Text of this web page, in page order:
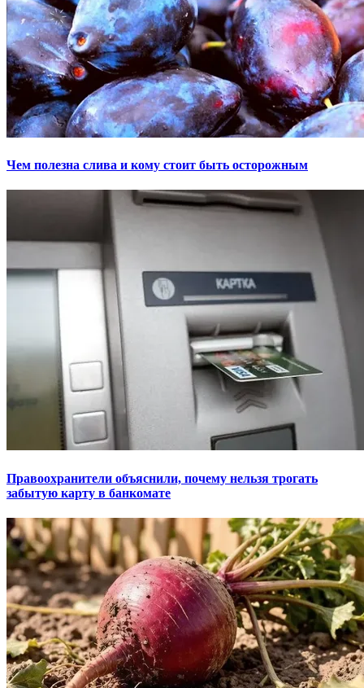
Чем полезна слива и кому стоит быть осторожным
Правоохранители объяснили, почему нельзя трогать
забытую карту в банкомате